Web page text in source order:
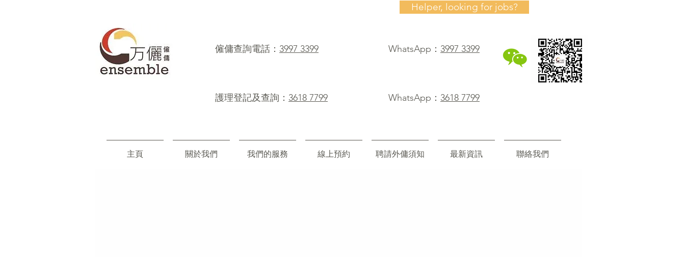
​僱傭查詢電話： 3997 3399
Helper, looking for jobs?
WhatsApp： 3997 3399
護理登記及查詢： 3618 7799 WhatsApp： 3618 7799
主頁 關於我們 我們的服務 線上預約 聘請外傭須知 最新資訊 聯絡我們